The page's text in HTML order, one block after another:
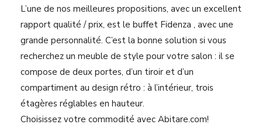
L’une de nos meilleures propositions, avec un excellent
rapport qualité / prix, est le buffet Fidenza , avec une
grande personnalité. C’est la bonne solution si vous
recherchez un meuble de style pour votre salon : il se
compose de deux portes, d’un tiroir et d’un
compartiment au design rétro : à l’intérieur, trois
étagères réglables en hauteur.
Choisissez votre commodité avec Abitare.com!